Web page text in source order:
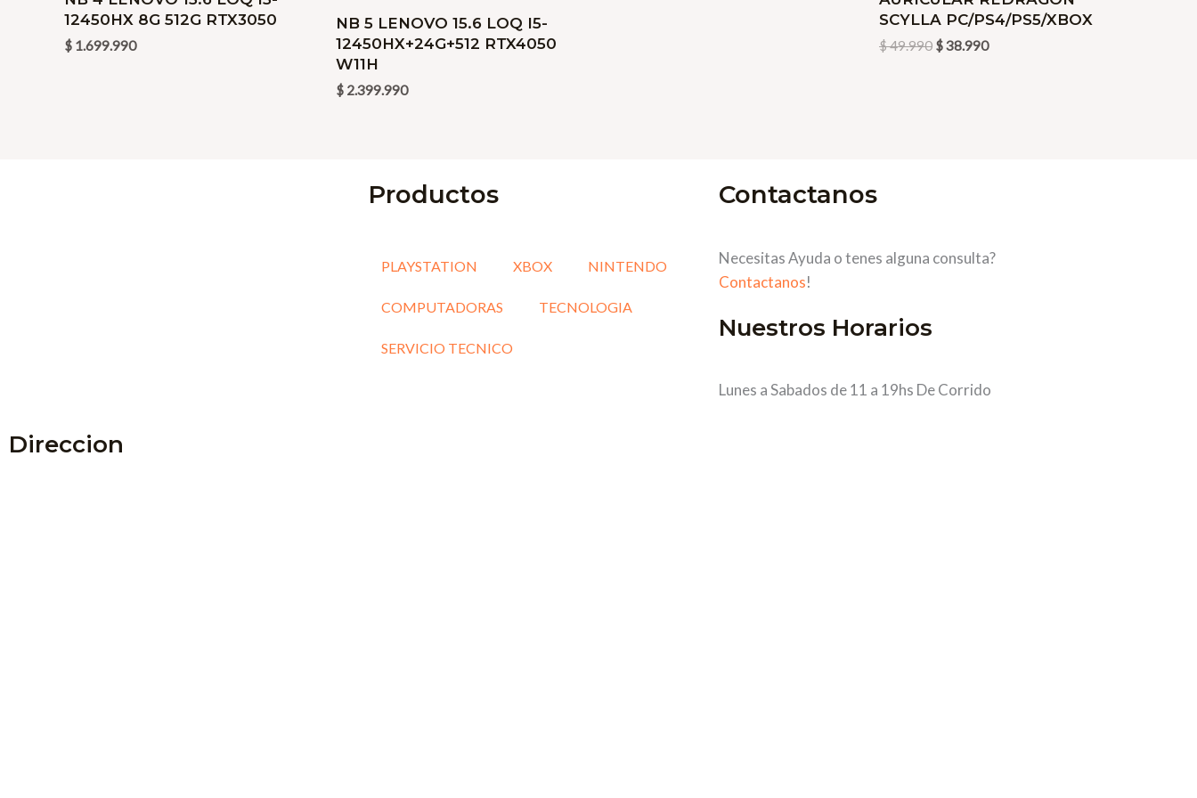
12450HX 8G 512G RTX3050
$ 1.699.990
NB 5 LENOVO 15.6 LOQ I5-
12450HX+24G+512 RTX4050
W11H
$ 2.399.990
SCYLLA PC/PS4/PS5/XBOX
$49.990
$ 49.990.
$38.990
$ 38.990.
Productos
PLAYSTATION XBOX NINTENDO
COMPUTADORAS TECNOLOGIA
SERVICIO TECNICO
Contactanos
Necesitas Ayuda o tenes alguna consulta?
Contactanos!
Nuestros Horarios
Lunes a Sabados de 11 a 19hs De Corrido
Direccion